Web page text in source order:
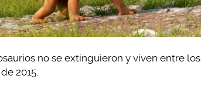
no se extinguieron y viven entre los
2015.